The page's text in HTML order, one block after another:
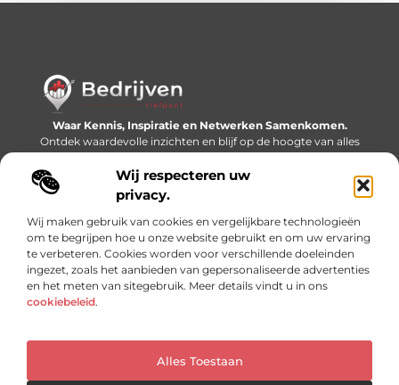
Wij respecteren uw
privacy.
Wij maken gebruik van cookies en vergelijkbare technologieën
om te begrijpen hoe u onze website gebruikt en om uw ervaring
te verbeteren. Cookies worden voor verschillende doeleinden
ingezet, zoals het aanbieden van gepersonaliseerde advertenties
en het meten van sitegebruik. Meer details vindt u in ons
cookiebeleid.
Alles Toestaan
Waar Kennis, Inspiratie en Netwerken Samenkomen.
Ontdek waardevolle inzichten en blijf op de hoogte van alles
wat er speelt in de wereld.
Bericht categorie
Onze informatie